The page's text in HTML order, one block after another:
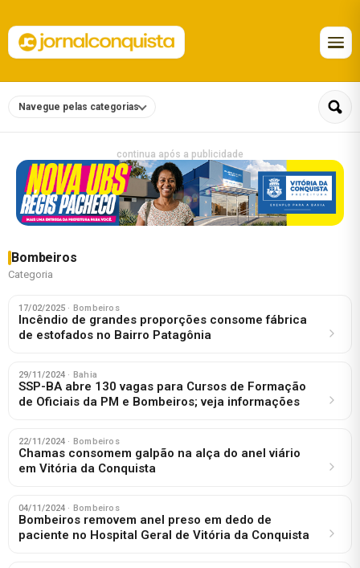
Navegue pelas categorias
continua após a publicidade
Bombeiros
Categoria
17/02/2025 · Bombeiros
Incêndio de grandes proporções consome fábrica
de estofados no Bairro Patagônia
29/11/2024 · Bahia
SSP-BA abre 130 vagas para Cursos de Formação
de Oficiais da PM e Bombeiros; veja informações
22/11/2024 · Bombeiros
Chamas consomem galpão na alça do anel viário
em Vitória da Conquista
04/11/2024 · Bombeiros
Bombeiros removem anel preso em dedo de
paciente no Hospital Geral de Vitória da Conquista